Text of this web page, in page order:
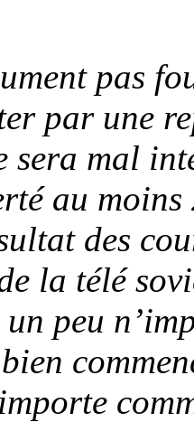
pas
par une
sera mal
au
des
la télé
peu